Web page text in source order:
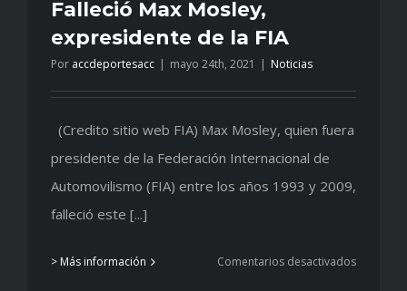
Falleció Max Mosley,
expresidente de la FIA
Por accdeportesacc | mayo 24th, 2021 | Noticias
(Credito sitio web FIA) Max Mosley, quien fuera
presidente de la Federación Internacional de
Automovilismo (FIA) entre los años 1993 y 2009,
falleció este [...]
> Más información Comentarios desactivadosen